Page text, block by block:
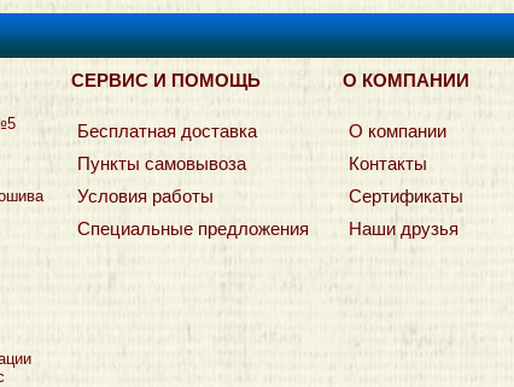
СЕРВИС И ПОМОЩЬ О КОМПАНИИ
Бесплатная доставка
Пункты самовывоза
Условия работы
Специальные предложения
О компании
Контакты
Сертификаты
Наши друзья